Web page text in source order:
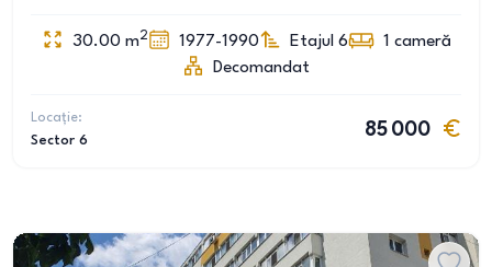
30.00 m2 1977-1990 Etajul 6 1 cameră
Decomandat
Locație:
Sector 6
85 000